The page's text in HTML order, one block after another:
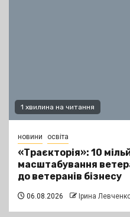
1 хвилина на читання
новини освіта
«Траєкторія»: 10
масштабування
до ветеранів бізнесу
06.08.2026 Ірина